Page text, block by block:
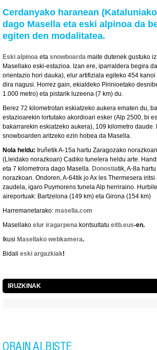
Cerdanyako haranean
dago Masella eta eski alpinoa da
egiten den modalitatea.
Eski alpinoa eta snowboarda maite dutenek gustuko
Masellako eski-estazioa. Izan ere, iparraldera begira
orientazio hori dauka), elur artifiziala egiteko 454
dira nagusi. Horrez gain, ekialdeko Pirinioetako
1.000 metro) eta pistarik luzeena (7 km) du.
Berez 72 kilometrotan eskiatzeko aukera ematen du,
estazioarekin lortutako akordioari esker (Alp 2500, bi
bakarrarekin eskiatzeko aukera), 109 kilometro daude.
snowboarden aritzeko ezin hobea da Masella.
Nola heldu: Iruñetik A-15a hartu Zaragozako
(Lleidako norazkoan) Cadiko tunelera heldu arte.
eta 7 kilometrora dago Masella. Donostiatik, A-8a
norazkoan. Ondoren, A-64tik jo Ax les Thermesera
zaudela, igaro Puymorens tunela Alp herriraino.
aireportuak: Bartzelona (149 km) eta Girona (154 km)
Harremanetarako: masella.com
Masellako elur iragarpena kontsultatu eitb.eus-en.
Ikusi Masellako webkamera.
Bidali eski argazkiak!
IRUZKINAK
ORAIN ALBISTE